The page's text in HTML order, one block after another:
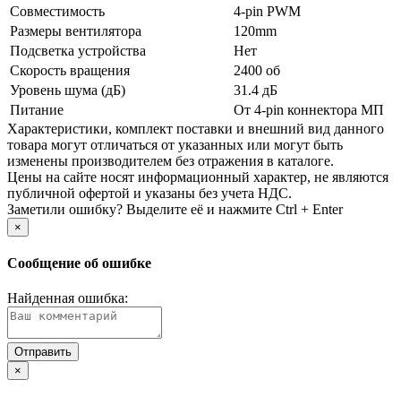
Совместимость
4-pin PWM
Размеры вентилятора
120mm
Подсветка устройства
Нет
Скорость вращения
2400 об
Уровень шума (дБ)
31.4 дБ
Питание
От 4-pin коннектора МП
Xарактеристики, комплект поставки и внешний вид данного
товара могут отличаться от указанных или могут быть
изменены производителем без отражения в каталоге.
Цены на сайте носят информационный характер, не являются
публичной офертой и указаны без учета НДС.
Заметили ошибку? Выделите её и нажмите Ctrl + Enter
×
Сообщение об ошибке
Найденная ошибка:
×